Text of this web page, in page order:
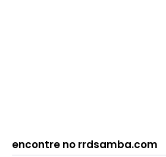
encontre no rrdsamba.com